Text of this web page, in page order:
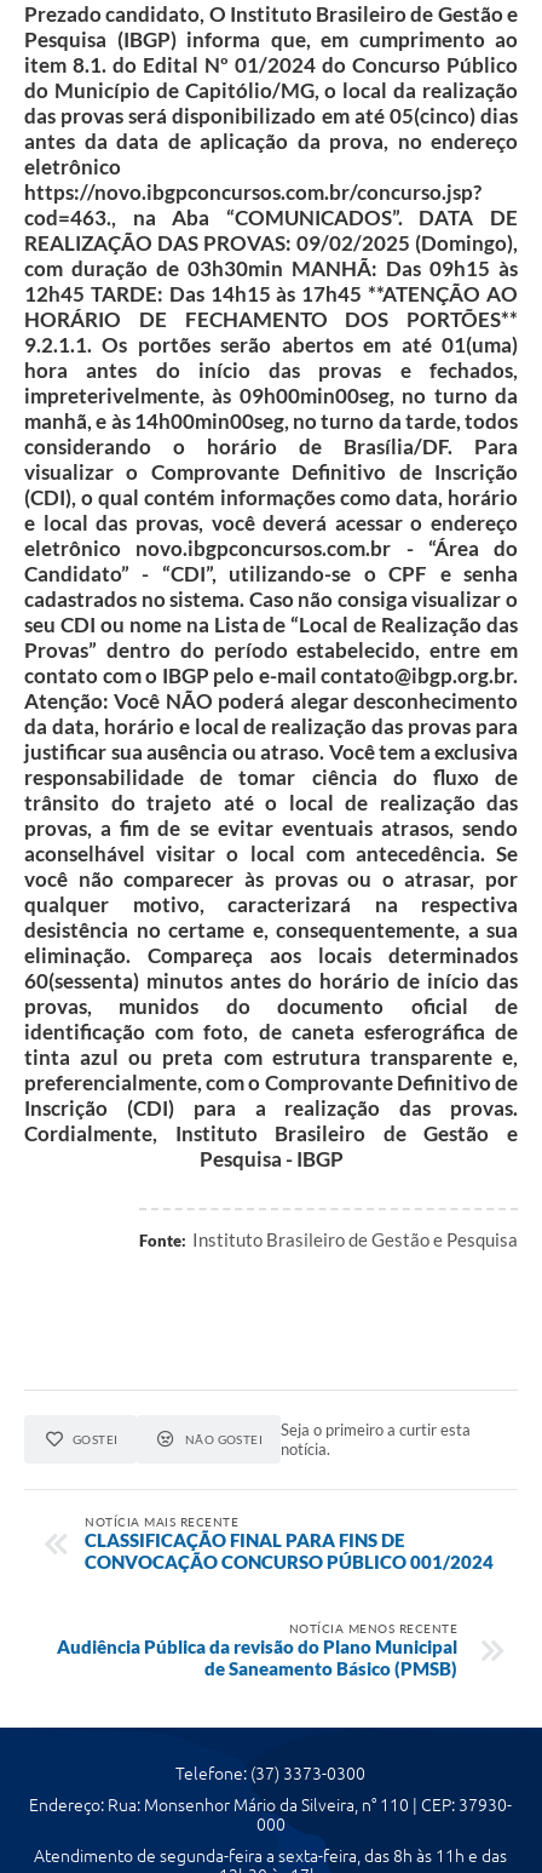
Contato
Prezado candidato, O Instituto Brasileiro de Gestão e
Pesquisa (IBGP) informa que, em cumprimento ao
item 8.1. do Edital Nº 01/2024 do Concurso Público
do Município de Capitólio/MG, o local da realização
das provas será disponibilizado em até 05(cinco) dias
antes da data de aplicação da prova, no endereço
eletrônico
https://novo.ibgpconcursos.com.br/concurso.jsp?
cod=463., na Aba “COMUNICADOS”. DATA DE
REALIZAÇÃO DAS PROVAS: 09/02/2025 (Domingo),
com duração de 03h30min MANHÃ: Das 09h15 às
12h45 TARDE: Das 14h15 às 17h45 **ATENÇÃO AO
HORÁRIO DE FECHAMENTO DOS PORTÕES**
9.2.1.1. Os portões serão abertos em até 01(uma)
hora antes do início das provas e fechados,
impreterivelmente, às 09h00min00seg, no turno da
manhã, e às 14h00min00seg, no turno da tarde, todos
considerando o horário de Brasília/DF. Para
visualizar o Comprovante Definitivo de Inscrição
(CDI), o qual contém informações como data, horário
e local das provas, você deverá acessar o endereço
eletrônico novo.ibgpconcursos.com.br - “Área do
Candidato” - “CDI”, utilizando-se o CPF e senha
cadastrados no sistema. Caso não consiga visualizar o
seu CDI ou nome na Lista de “Local de Realização das
Provas” dentro do período estabelecido, entre em
contato com o IBGP pelo e-mailcontato@ibgp.org.br.
Atenção: Você NÃO poderá alegar desconhecimento
da data, horário e local de realização das provas para
justificar sua ausência ou atraso. Você tem a exclusiva
responsabilidade de tomar ciência do fluxo de
trânsito do trajeto até o local de realização das
provas, a fim de se evitar eventuais atrasos, sendo
aconselhável visitar o local com antecedência. Se
você não comparecer às provas ou o atrasar, por
qualquer motivo, caracterizará na respectiva
desistência no certame e, consequentemente, a sua
eliminação. Compareça aos locais determinados
60(sessenta) minutos antes do horário de início das
provas, munidos do documento oficial de
identificação com foto, de caneta esferográfica de
tinta azul ou preta com estrutura transparente e,
preferencialmente, com o Comprovante Definitivo de
Inscrição (CDI) para a realização das provas.
Cordialmente, Instituto Brasileiro de Gestão e
Pesquisa - IBGP
Fonte: Instituto Brasileiro de Gestão e Pesquisa
GOSTEI NÃO GOSTEI
Seja o primeiro a curtir esta
notícia.
NOTÍCIA MAIS RECENTE
CLASSIFICAÇÃO FINAL PARA FINS DE
CONVOCAÇÃO CONCURSO PÚBLICO 001/2024
NOTÍCIA MENOS RECENTE
Audiência Pública da revisão do Plano Municipal
de Saneamento Básico (PMSB)
Telefone: (37) 3373-0300
Endereço: Rua: Monsenhor Mário da Silveira, n° 110 | CEP: 37930-
000
Atendimento de segunda-feira a sexta-feira, das 8h às 11h e das